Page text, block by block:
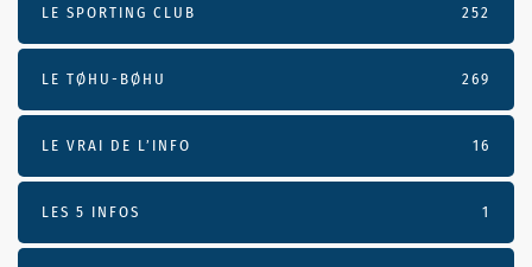
LE SPORTING CLUB 252
LE TØHU-BØHU 269
LE VRAI DE L’INFO 16
LES 5 INFOS 1